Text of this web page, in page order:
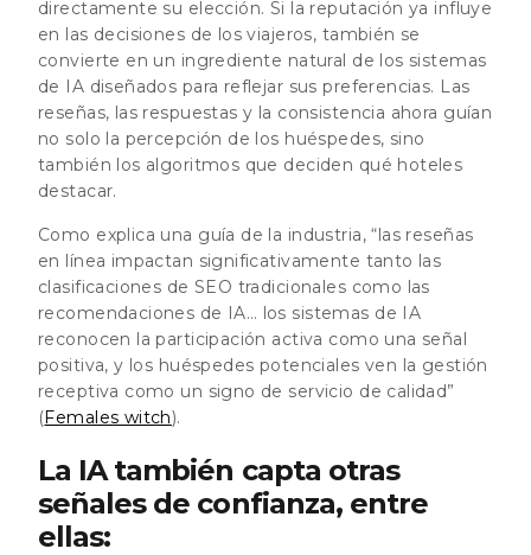
directamente su elección. Si la reputación ya influye
en las decisiones de los viajeros, también se
convierte en un ingrediente natural de los sistemas
de IA diseñados para reflejar sus preferencias. Las
reseñas, las respuestas y la consistencia ahora guían
no solo la percepción de los huéspedes, sino
también los algoritmos que deciden qué hoteles
destacar.
Como explica una guía de la industria, “las reseñas
en línea impactan significativamente tanto las
clasificaciones de SEO tradicionales como las
recomendaciones de IA… los sistemas de IA
reconocen la participación activa como una señal
positiva, y los huéspedes potenciales ven la gestión
receptiva como un signo de servicio de calidad”
(Females witch).
La IA también capta otras
señales de confianza, entre
ellas: